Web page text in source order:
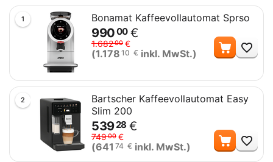
1 Bonamat Kaffeevollautomat Sprso
99000 €
1.68200 €
(1.178 10 € inkl. MwSt.)
2
Bartscher Kaffeevollautomat Easy
Slim 200
53928 €
74900 €
(641 74 € inkl. MwSt.)